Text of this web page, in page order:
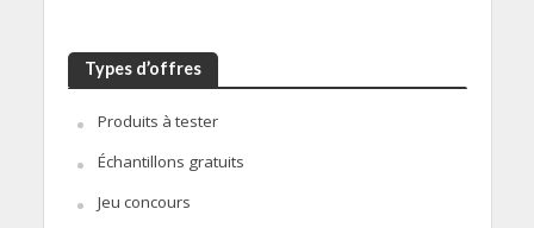
Types d’offres
Produits à tester
Échantillons gratuits
Jeu concours